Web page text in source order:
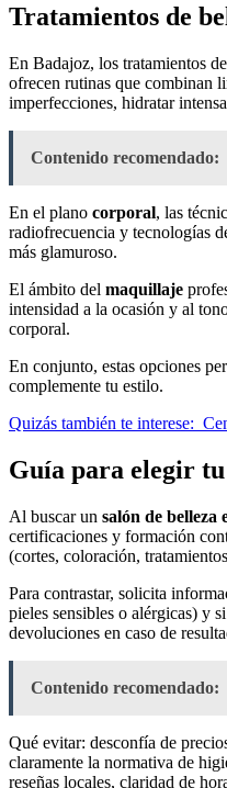
Tratamientos de
En Badajoz, los tratamientos
ofrecen rutinas que combinan
imperfecciones, hidratar
Contenido recomendado:
En el plano corporal, las
radiofrecuencia y tecnologías
más glamuroso.
El ámbito del maquillaje
intensidad a la ocasión y al
corporal.
En conjunto, estas opciones
complemente tu estilo.
Quizás también te interese:
Guía para elegir
Al buscar un salón de belleza
certificaciones y formación
(cortes, coloración,
Para contrastar, solicita
pieles sensibles o alérgicas) y
devoluciones en caso de
Contenido recomendado:
Qué evitar: desconfía de
claramente la normativa de
reseñas locales, claridad de